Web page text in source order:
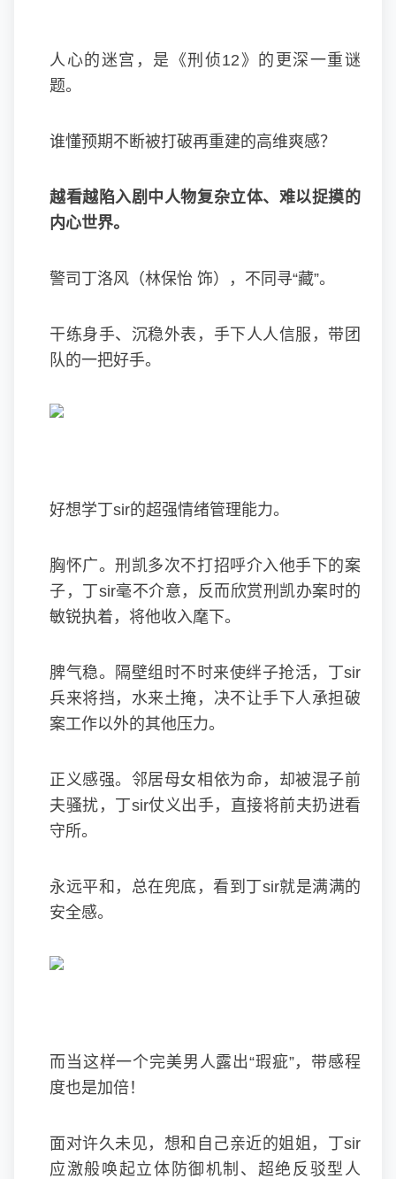
人心的迷宫，是《刑侦12》的更深一重谜
题。
谁懂预期不断被打破再重建的高维爽感？
越看越陷入剧中人物复杂立体、难以捉摸的
内心世界。
警司丁洛风（林保怡 饰），不同寻“藏”。
干练身手、沉稳外表，手下人人信服，带团
队的一把好手。
好想学丁sir的超强情绪管理能力。
胸怀广。刑凯多次不打招呼介入他手下的案
子，丁sir毫不介意，反而欣赏刑凯办案时的
敏锐执着，将他收入麾下。
脾气稳。隔壁组时不时来使绊子抢活，丁sir
兵来将挡，水来土掩，决不让手下人承担破
案工作以外的其他压力。
正义感强。邻居母女相依为命，却被混子前
夫骚扰，丁sir仗义出手，直接将前夫扔进看
守所。
永远平和，总在兜底，看到丁sir就是满满的
安全感。
而当这样一个完美男人露出“瑕疵”，带感程
度也是加倍！
面对许久未见，想和自己亲近的姐姐，丁sir
应激般唤起立体防御机制、超绝反驳型人